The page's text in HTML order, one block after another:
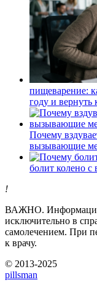
пищеварение:
году и вернуть
Почему
вызывающие
болит колено с
!
ВАЖНО.
исключительно в
самолечением. При
к врачу.
© 2013-2025
pillsman